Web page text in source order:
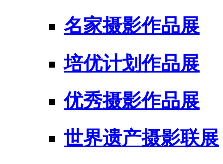
名家摄影作品展
培优计划作品展
优秀摄影作品展
世界遗产摄影联展